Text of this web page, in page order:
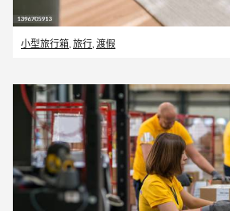
小型旅行箱 旅行 渡假